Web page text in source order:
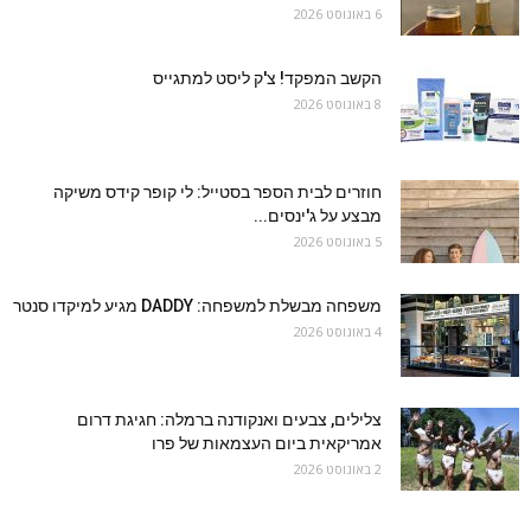
6 באוגוסט 2026
הקשב המפקד! צ'ק ליסט למתגייס
8 באוגוסט 2026
חוזרים לבית הספר בסטייל: לי קופר קידס משיקה
מבצע על ג'ינסים...
5 באוגוסט 2026
משפחה מבשלת למשפחה: DADDY מגיע למיקדו סנטר
4 באוגוסט 2026
צלילים, צבעים ואנקודנה ברמלה: חגיגת דרום
אמריקאית ביום העצמאות של פרו
2 באוגוסט 2026